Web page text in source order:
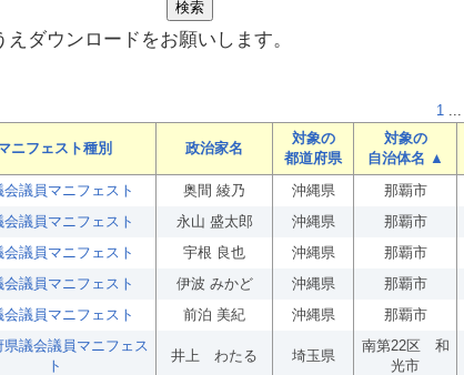
えダウンロードをお願いします。
1 ...
ニフェスト種別 政治家名
対象の
都道府県
対象の
自治体名 ▲
会議員マニフェスト 奥間 綾乃 沖縄県 那覇市
会議員マニフェスト 永山 盛太郎 沖縄県 那覇市
会議員マニフェスト 宇根 良也 沖縄県 那覇市
会議員マニフェスト 伊波 みかど 沖縄県 那覇市
会議員マニフェスト 前泊 美紀 沖縄県 那覇市
県議会議員マニフェス
ト
井上 わたる 埼玉県
南第22区 和
光市